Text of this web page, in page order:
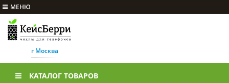
МЕНЮ
г Москва
КАТАЛОГ ТОВАРОВ